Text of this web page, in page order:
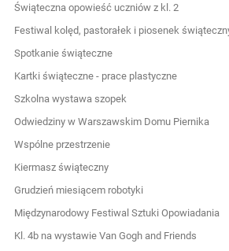
Świąteczna opowieść uczniów z kl. 2
Festiwal kolęd, pastorałek i piosenek
Spotkanie świąteczne
Kartki świąteczne - prace plastyczne
Szkolna wystawa szopek
Odwiedziny w Warszawskim Domu Piernika
Wspólne przestrzenie
Kiermasz świąteczny
Grudzień miesiącem robotyki
Międzynarodowy Festiwal Sztuki Opowiadania
Kl. 4b na wystawie Van Gogh and Friends